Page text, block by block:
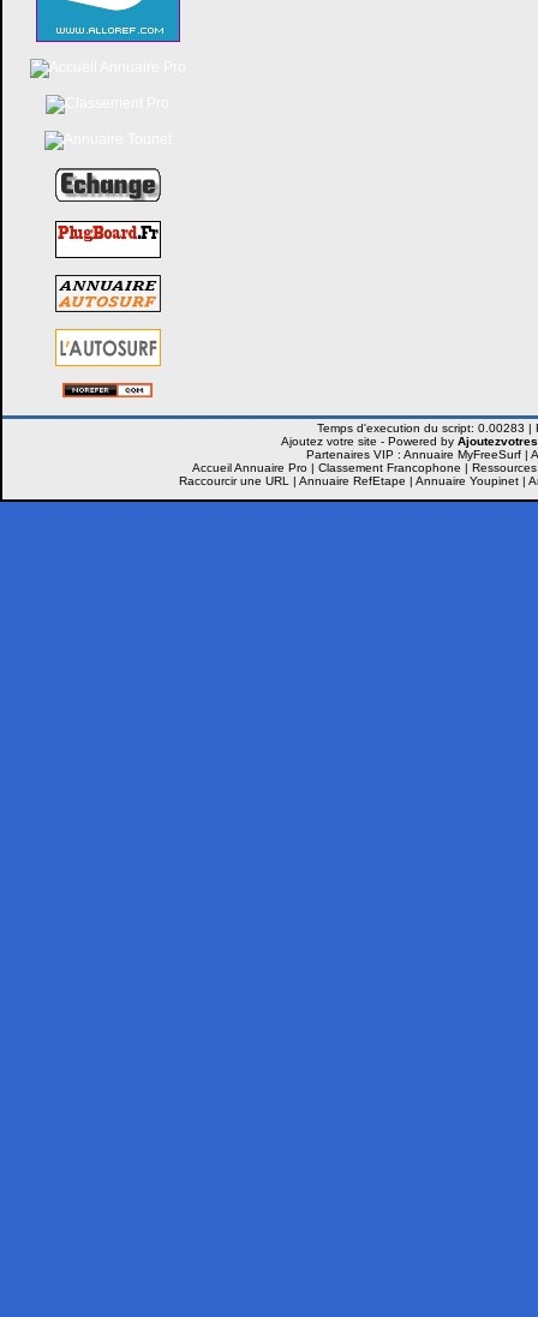
Ajoutez votre site - Powered by
Partenaires VIP : Annuaire MyFreeSurf|
Accueil Annuaire Pro| Classement Francophone |
Raccourcir une URL
| Annuaire RefEtape | Annuaire Youpinet |